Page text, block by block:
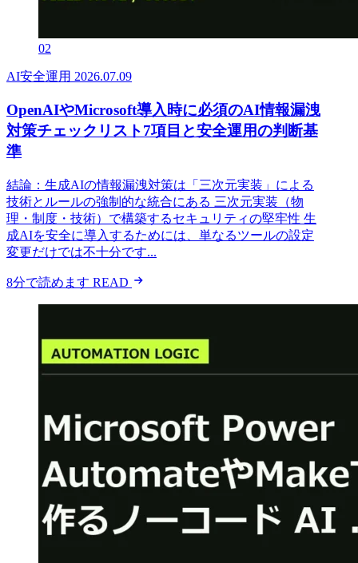
02
AI安全運用 2026.07.09
OpenAIやMicrosoft導入時に必須のAI情報漏洩
対策チェックリスト7項目と安全運用の判断基
準
結論：生成AIの情報漏洩対策は「三次元実装」による
技術とルールの強制的な統合にある 三次元実装（物
理・制度・技術）で構築するセキュリティの堅牢性 生
成AIを安全に導入するためには、単なるツールの設定
変更だけでは不十分です...
8分で読めます READ